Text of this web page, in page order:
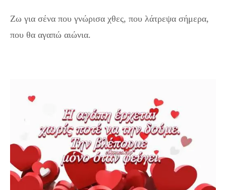
Ζω για σένα που γνώρισα χθες, που λάτρεψα σήμερα,
που θα αγαπώ αιώνια.